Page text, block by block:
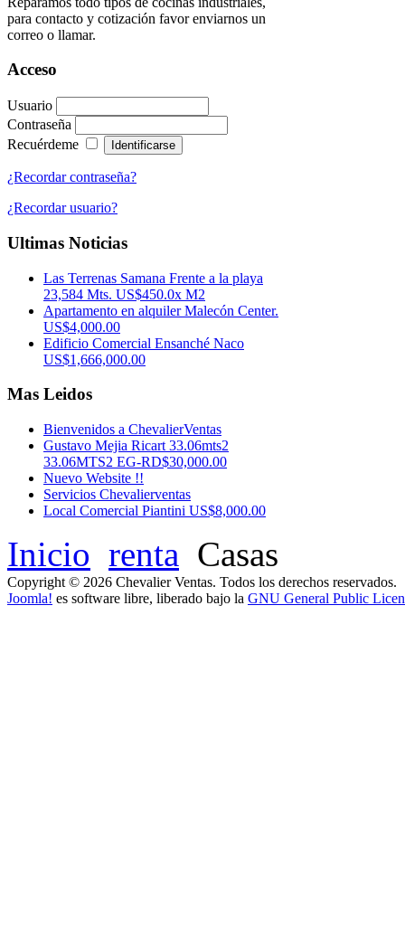
para contacto y cotización favor enviarnos un
correo o llamar.
Acceso
Usuario
Contraseña
Recuérdeme
¿Recordar contraseña?
¿Recordar usuario?
Ultimas Noticias
Las Terrenas Samana Frente a la playa
23,584 Mts. US$450.0x M2
Apartamento en alquiler Malecón Center.
US$4,000.00
Edificio Comercial Ensanché Naco
US$1,666,000.00
Mas Leidos
Bienvenidos a ChevalierVentas
Gustavo Mejia Ricart 33.06mts2
33.06MTS2 EG-RD$30,000.00
Nuevo Website !!
Servicios Chevalierventas
Local Comercial Piantini US$8,000.00
Inicio renta Casas
Copyright © 2026 Chevalier Ventas. Todos los derechos reservados.
Joomla! es software libre, liberado bajo la GNU General Public